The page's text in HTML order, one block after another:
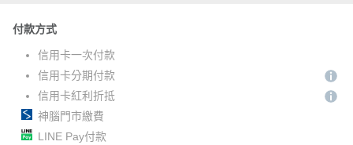
付款方式
信用卡一次付款
信用卡分期付款
信用卡紅利折抵
神腦門市繳費
LINE Pay付款